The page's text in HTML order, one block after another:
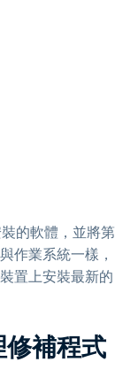
的軟體，並將第
作業系統一樣，
置上安裝最新的
補程式